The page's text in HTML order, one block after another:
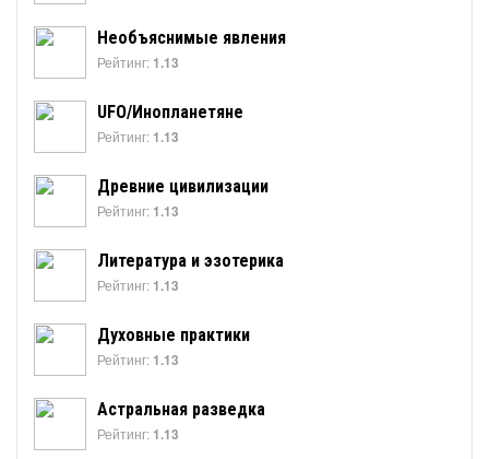
Необъяснимые явления
Рейтинг: 1.13
UFO/Инопланетяне
Рейтинг: 1.13
Древние цивилизации
Рейтинг: 1.13
Литература и эзотерика
Рейтинг: 1.13
Духовные практики
Рейтинг: 1.13
Астральная разведка
Рейтинг: 1.13